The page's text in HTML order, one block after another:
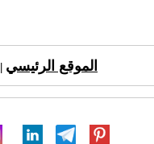
الموقع الرئيسي